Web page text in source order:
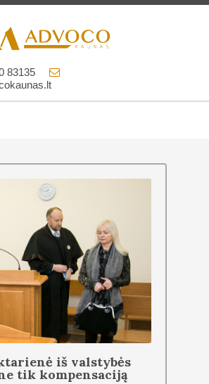
83135
iš valstybės
tik kompensaciją